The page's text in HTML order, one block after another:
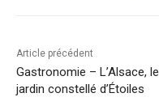
Article précédent
Gastronomie – L’Alsace, le
jardin constellé d’Étoiles